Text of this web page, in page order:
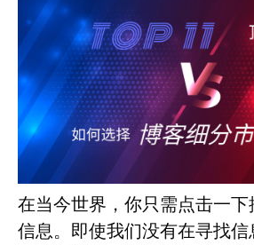
在当今世界，你只需点击一下
信息。即使我们没有在寻找信